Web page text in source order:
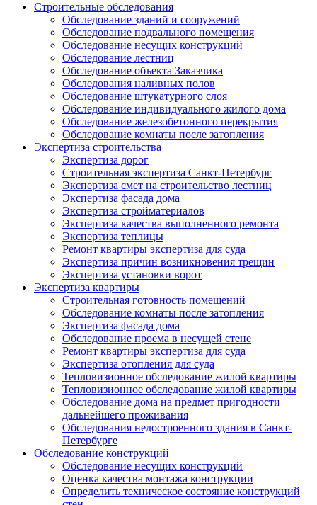
Строительные обследования
Обследование зданий и сооружений
Обследование подвального помещения
Обследование несущих конструкций
Обследование лестниц
Обследование объекта Заказчика
Обследования наливных полов
Обследование штукатурного слоя
Обследование индивидуального жилого дома
Обследование железобетонного перекрытия
Обследование комнаты после затопления
Экспертиза строительства
Экспертиза дорог
Строительная экспертиза Санкт-Петербург
Экспертиза смет на строительство лестниц
Экспертиза фасада дома
Экспертиза стройматериалов
Экспертиза качества выполненного ремонта
Экспертиза теплицы
Ремонт квартиры экспертиза для суда
Экспертиза причин возникновения трещин
Экспертиза установки ворот
Экспертиза квартиры
Строительная готовность помещений
Обследование комнаты после затопления
Экспертиза фасада дома
Обследование проема в несущей стене
Ремонт квартиры экспертиза для суда
Экспертиза отопления для суда
Тепловизионное обследование жилой квартиры
Тепловизионное обследование жилой квартиры
Обследование дома на предмет пригодности
дальнейшего проживания
Обследования недостроенного здания в Санкт-
Петербурге
Обследование конструкций
Обследование несущих конструкций
Оценка качества монтажа конструкции
Определить техническое состояние конструкций